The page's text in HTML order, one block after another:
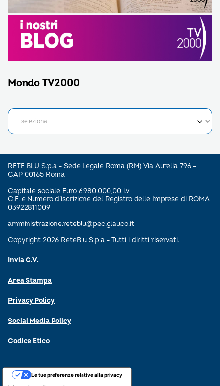
Mondo TV2000
RETE BLU S.p.a - Sede Legale Roma (RM) Via Aurelia 796 –
CAP 00165 Roma
Capitale sociale Euro 6.980.000,00 i.v
C.F. e Numero d’iscrizione del Registro delle Imprese di ROMA
03922811009
amministrazione.reteblu@pec.glauco.it
Copyright 2026 ReteBlu S.p.a - Tutti i diritti riservati.
Invia C.V.
Area Stampa
Privacy Policy
Social Media Policy
Codice Etico
Le tue preferenze relative alla privacy